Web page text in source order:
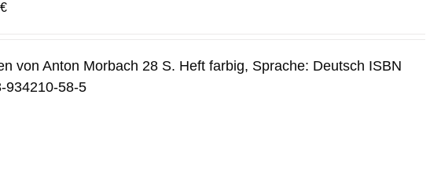
€
von Anton Morbach 28 S. Heft farbig, Sprache: Deutsch ISBN
934210-58-5